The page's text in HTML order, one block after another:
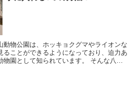
動物公園は、ホッキョクグマやライオンな
ることができるようになっており、迫力あ
して知られています。 そんな八木